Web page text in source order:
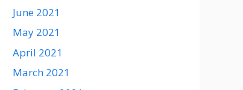
June 2021
May 2021
April 2021
March 2021